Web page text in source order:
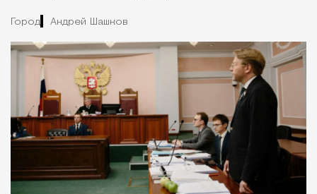
Город Андрей Шашков